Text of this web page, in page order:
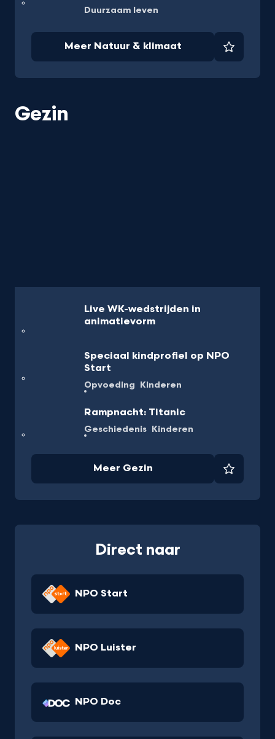
Duurzaam leven
Meer Natuur & klimaat Favoriet
Gezin
Live WK-wedstrijden in
animatievorm
Speciaal kindprofiel op NPO
Start
Opvoeding Kinderen
Rampnacht: Titanic
Geschiedenis Kinderen
Meer Gezin Favoriet
Direct naar
NPO Start
NPO Luister
NPO Doc